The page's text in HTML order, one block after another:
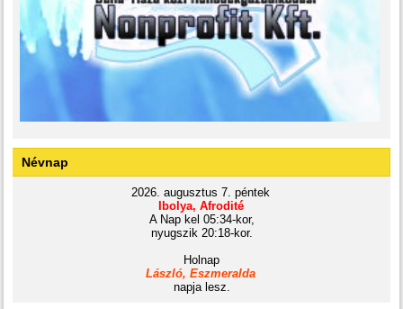
Névnap
2026. augusztus 7. péntek
Ibolya, Afrodité
A Nap kel 05:34-kor,
nyugszik 20:18-kor.
Holnap
László, Eszmeralda
napja lesz.